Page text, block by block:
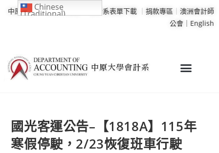
中原大學｜學校行事曆 會計系表單下載 ｜ 捐款專區 ｜ 澳洲會計師
公會｜ English
國光客運公告–【1818A】115年
寒假停駛，2/23恢復班車行駛
Chinese
(Traditional)